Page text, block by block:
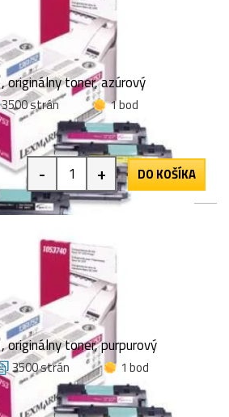
toner, azúrový
3500 strán
1 bod
- + DO KOŠÍKA
toner, purpurový
3500 strán
1 bod